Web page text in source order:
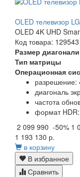
OLED телевизор
OLED 4K UHD
Код товара: 129543
Размер диагонали
Тип матрицы
Операционная
разрешение:
диагональ
частота
формат
2 099 990 -50% 1
1 193 130 р.
в корзину
В избранное
Сравнить